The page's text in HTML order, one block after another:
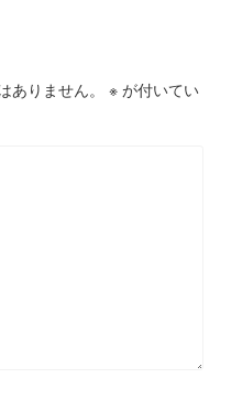
りません。 ※ が付いてい